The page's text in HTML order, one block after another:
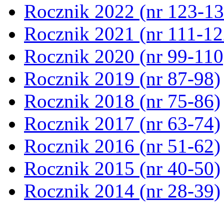
Rocznik 2022 (nr 123-
Rocznik 2021 (nr 111-
Rocznik 2020 (nr 99-
Rocznik 2019 (nr 87-98)
Rocznik 2018 (nr 75-86)
Rocznik 2017 (nr 63-74)
Rocznik 2016 (nr 51-62)
Rocznik 2015 (nr 40-50)
Rocznik 2014 (nr 28-39)